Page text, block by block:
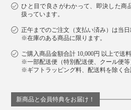
ひと目で良さがわかって、即決した商
扱っています。
正午までのご注文（支払い済み）は当日
※在庫のある商品に限ります。
ご購入商品金額合計 10,000円 以上で送
※一部配送便（特別配送便、クール便等
※ギフトラッピング料、配送料を除く
新商品と会員特典をお届け！